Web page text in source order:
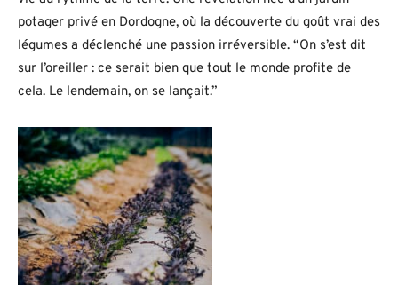
potager privé en Dordogne, où la découverte du goût vrai des
légumes a déclenché une passion irréversible. “On s’est dit
sur l’oreiller : ce serait bien que tout le monde profite de
cela. Le lendemain, on se lançait.”